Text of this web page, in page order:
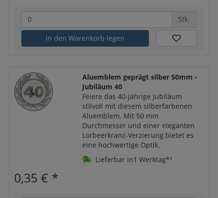
Stk.
in den Warenkorb legen
Aluemblem geprägt silber 50mm -
Jubiläum 40
Feiere das 40-jährige Jubiläum
stilvoll mit diesem silberfarbenen
Aluemblem. Mit 50 mm
Durchmesser und einer eleganten
Lorbeerkranz-Verzierung bietet es
eine hochwertige Optik.
Lieferbar in1 Werktag*²
0,35 € *